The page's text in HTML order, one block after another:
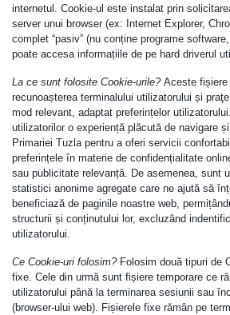
internetul. Cookie-ul este instalat prin
server unui browser (ex: Internet Explorer,
complet “pasiv” (nu conține programe
poate accesa informațiile de pe hard driverul
La ce sunt folosite Cookie-urile?Aceste fișiere
recunoașterea terminalului utilizatorului și
mod relevant, adaptat preferințelor
utilizatorilor o experiență plăcută de navigare
Primariei Tuzla pentru a oferi servicii
preferințele în materie de confidențialitate
sau publicitate relevanță. De asemenea, sunt
statistici anonime agregate care ne ajută să
beneficiază de paginile noastre web,
structurii și conținutului lor, excluzând
utilizatorului.
Ce Cookie-uri folosim? Folosim două tipuri de
fixe. Cele din urmă sunt fișiere temporare ce
utilizatorului până la terminarea sesiunii sau
(browser-ului web). Fișierele fixe rămân pe